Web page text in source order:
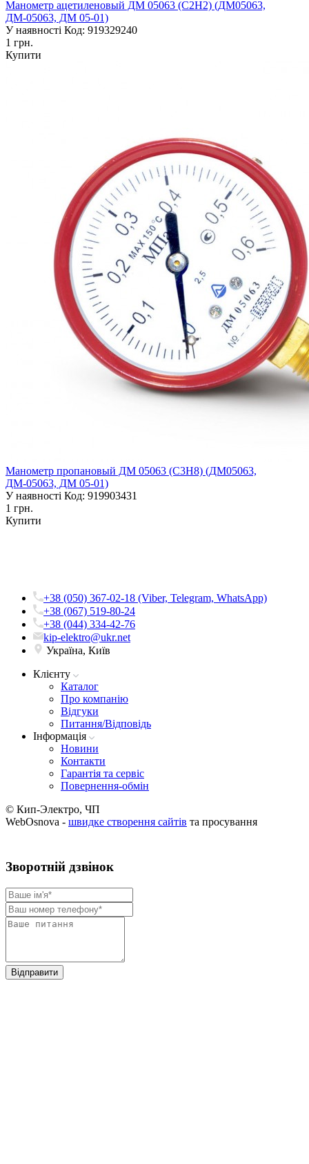
Манометр ацетиленовый ДМ 05063 (С2Н2) (ДМ05063,
ДМ-05063, ДМ 05-01)
У наявності Код: 919329240
1 грн.
Купити
Манометр пропановый ДМ 05063 (С3Н8) (ДМ05063,
ДМ-05063, ДМ 05-01)
У наявності Код: 919903431
1 грн.
Купити
+38 (050) 367-02-18 (Viber, Telegram, WhatsApp)
+38 (067) 519-80-24
+38 (044) 334-42-76
kip-elektro@ukr.net
Україна, Київ
Клієнту
Каталог
Про компанію
Вiдгуки
Питання/Відповідь
Iнформацiя
Новини
Контакти
Гарантія та сервіс
Повернення-обмін
© Кип-Электро, ЧП
WebOsnova - швидке створення сайтів та просування
Зворотнiй дзвiнок